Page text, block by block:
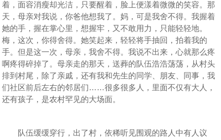
着，面容消瘦却光洁，只要醒着，脸上便漾着微微的笑容。那
天，母亲对我说，你爸他想我了。妈，可是我舍不得。我握着
她的手，握在掌心里，想握牢，又不敢用力，只能轻轻地。
梅，这次，你得舍得。她笑起来，轻轻将手抽回，拍着我的
手。但是这一次，母亲，我舍不得。我说不出来，心就那么疼
啊疼得碎掉了。母亲走的那天，送葬的队伍浩浩荡荡，从村头
排到村尾，除了亲戚，还有我和先生的同学、朋友、同事，我
们社区前后左右的邻居们……很多很多人，里面不仅有大人，
还有孩子，是农村罕见的大场面。
队伍缓缓穿行，出了村，依稀听见围观的路人中有人议